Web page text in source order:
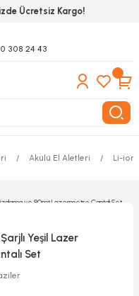
Ücretsiz Kargo!
308 24 43
Akülü El Aletleri Li-ion
Yeşil Lazer
Set